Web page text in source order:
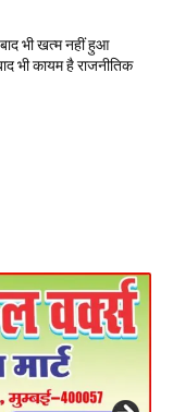
बाद भी खत्म नहीं हुआ
भी कायम है राजनीतिक